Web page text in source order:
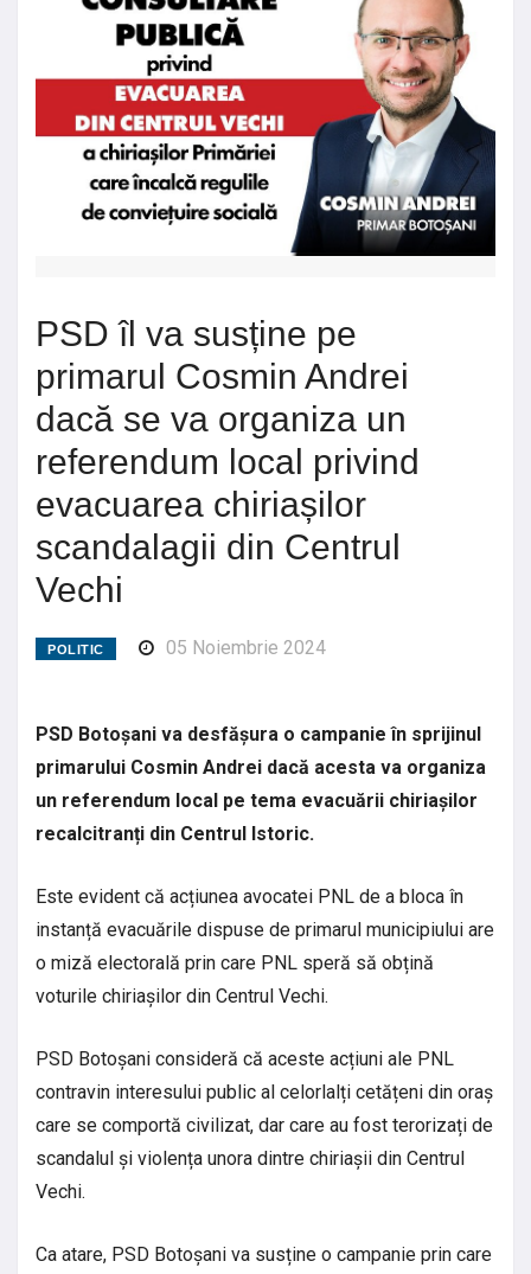
PSD îl va susține pe
primarul Cosmin Andrei
dacă se va organiza un
referendum local privind
evacuarea chiriașilor
scandalagii din Centrul
Vechi
POLITIC 05 Noiembrie 2024
PSD Botoșani va desfășura o campanie în sprijinul
primarului Cosmin Andrei dacă acesta va organiza
un referendum local pe tema evacuării chiriașilor
recalcitranți din Centrul Istoric.
Este evident că acțiunea avocatei PNL de a bloca în
instanță evacuările dispuse de primarul municipiului are
o miză electorală prin care PNL speră să obțină
voturile chiriașilor din Centrul Vechi.
PSD Botoșani consideră că aceste acțiuni ale PNL
contravin interesului public al celorlalți cetățeni din oraș
care se comportă civilizat, dar care au fost terorizați de
scandalul și violența unora dintre chiriașii din Centrul
Vechi.
Ca atare, PSD Botoșani va susține o campanie prin care